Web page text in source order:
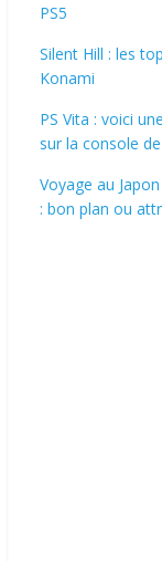
PS5
Silent Hill : les
Konami
PS Vita : voici
sur la console
Voyage au
: bon plan ou